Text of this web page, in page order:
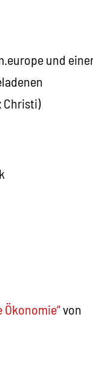
und
Christi)
Ökonomie“von